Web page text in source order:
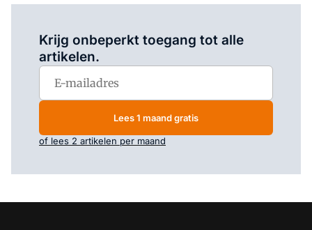
Krijg onbeperkt toegang tot alle
artikelen.
Lees 1 maand gratis
of lees 2 artikelen per maand